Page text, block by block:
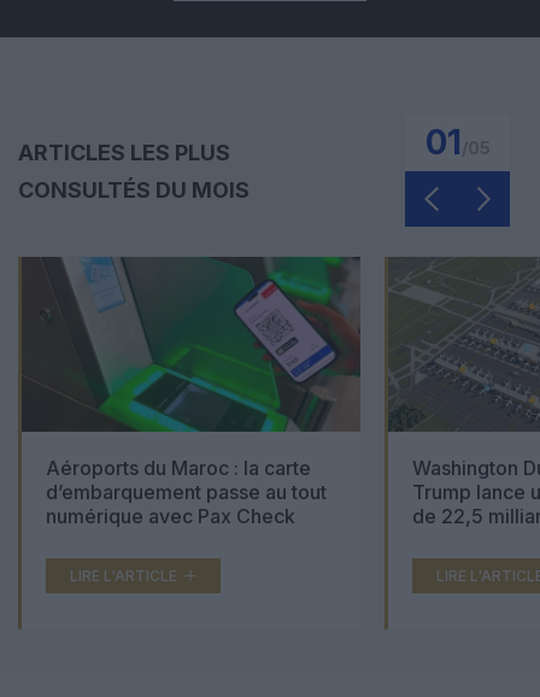
ARTICLES LES PLUS
CONSULTÉS DU MOIS
01
Aéroports du Maroc : la carte
d’embarquement passe au tout
numérique avec Pax Check
LIRE L'ARTICLE
Washington
Trump lance
de 22,5
LIRE